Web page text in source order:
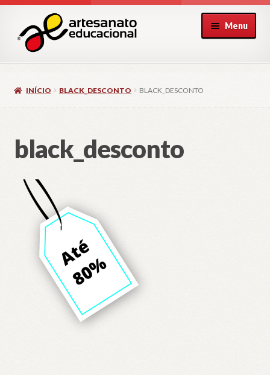
para
navegação
para
conteúdo
Menu
INÍCIO BLACK_DESCONTO BLACK_DESCONTO
black_desconto